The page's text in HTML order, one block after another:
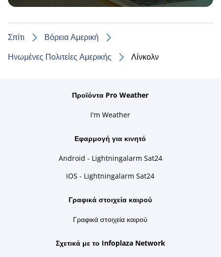
Σπίτι
Βόρεια Αμερική
Ηνωμένες Πολιτείες Αμερικής
Λίνκολν
Προϊόντα Pro Weather
I'm Weather
Εφαρμογή για κινητό
Android - Lightningalarm Sat24
iOS - Lightningalarm Sat24
Γραφικά στοιχεία καιρού
Γραφικά στοιχεία καιρού
Σχετικά με το Infoplaza Network